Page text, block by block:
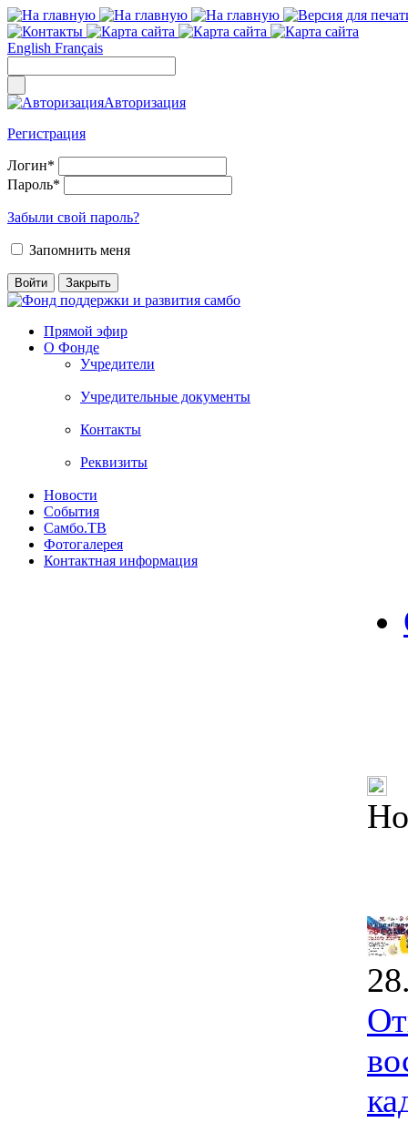
English Français
Авторизация
Регистрация
Логин*
Пароль*
Забыли свой пароль?
Запомнить меня
Прямой эфир
О Фонде
Учредители
Учредительные документы
Контакты
Реквизиты
Новости
События
Самбо.ТВ
Фотогалерея
Контактная информация